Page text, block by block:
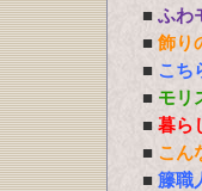
■ ふわ
■ 飾り
■ こち
■ モリ
■ 暮ら
■ こん
■ 籐職